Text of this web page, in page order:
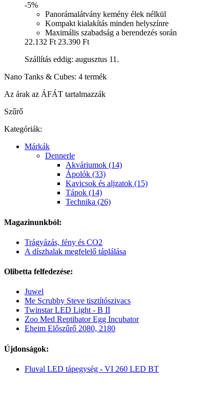
-5%
Panorámalátvány kemény élek nélkül
Kompakt kialakítás minden helyszínre
Maximális szabadság a berendezés során
22.132 Ft 23.390 Ft
Szállítás eddig: augusztus 11.
Nano Tanks & Cubes: 4 termék
Az árak az ÁFÁT tartalmazzák
Szűrő
Kategóriák:
Márkák
Dennerle
Akváriumok (14)
Ápolók (33)
Kavicsok és aljzatok (15)
Tápok (14)
Technika (26)
Magazinunkból:
Trágyázás, fény és CO2
A díszhalak megfelelő táplálása
Olibetta felfedezése:
Juwel
Me Scrubby Steve tisztítószivacs
Twinstar LED Light - B II
Zoo Med Reptibator Egg Incubator
Eheim Előszűrő 2080, 2180
Újdonságok:
Fluval LED tápegység - VI 260 LED BT